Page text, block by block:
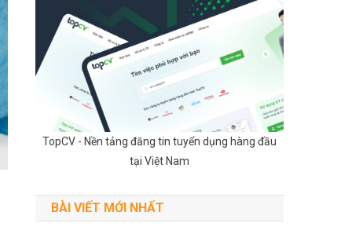
TopCV - Nền tảng đăng tin tuyển dụng hàng đầu
tại Việt Nam
BÀI VIẾT MỚI NHẤT